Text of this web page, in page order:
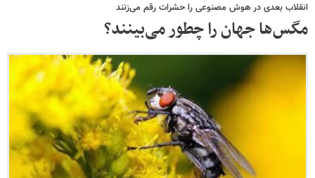
انقلاب بعدی در هوش مصنوعی را حشرات رقم می‌زنند
مگس‌ها جهان را چطور می‌بینند؟